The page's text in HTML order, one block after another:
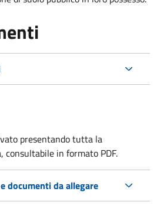
presentando tutta la
consultabile in formato PDF.
documenti da allegare